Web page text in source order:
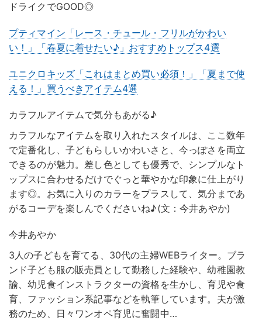
ドライクでGOOD◎
プティマイン「レース・チュール・フリルがかわい
い！」「春夏に着せたい♪」おすすめトップス4選
ユニクロキッズ「これはまとめ買い必須！」「夏まで使
える！」買うべきアイテム4選
カラフルアイテムで気分もあがる♪
カラフルなアイテムを取り入れたスタイルは、ここ数年
で定番化し、子どもらしいかわいさと、今っぽさを両立
できるのが魅力。差し色としても優秀で、シンプルなト
ップスに合わせるだけでぐっと華やかな印象に仕上がり
ます◎。お気に入りのカラーをプラスして、気分まであ
がるコーデを楽しんでくださいね♪(文：今井あやか)
今井あやか
3人の子どもを育てる、30代の主婦WEBライター。ブラ
ンド子ども服の販売員として勤務した経験や、幼稚園教
諭、幼児食インストラクターの資格を生かし、育児や食
育、ファッション系記事などを執筆しています。夫が激
務のため、日々ワンオペ育児に奮闘中…